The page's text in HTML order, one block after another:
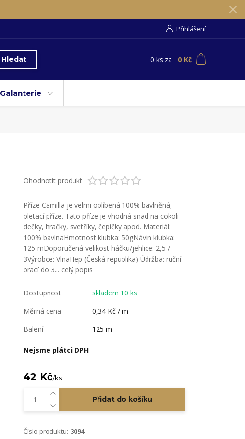
Přihlášení
Hledat 0 ks za 0 Kč
Galanterie
Ohodnotit produkt
Příze Camilla je velmi oblíbená 100% bavlněná,
pletací příze. Tato příze je vhodná snad na cokoli -
dečky, hračky, svetříky, čepičky apod. Materiál:
100% bavlnaHmotnost klubka: 50gNávin klubka:
125 mDoporučená velikost háčku/jehlice: 2,5 /
3Výrobce: VlnaHep (Česká republika) Údržba: ruční
prací do 3... celý popis
Dostupnost
skladem 10 ks
Měrná cena
0,34 Kč / m
Balení
125 m
Nejsme plátci DPH
42 Kč/ks
Přidat do košíku
Číslo produktu: 3094